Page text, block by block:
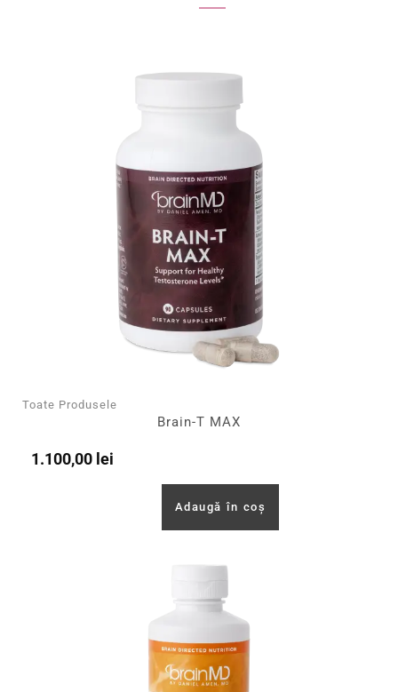
Toate Produsele
Brain-T MAX
1.100,00 lei
Adaugă în coș